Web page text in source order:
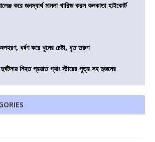
করে জনস্বার্থ মামলা খারিজ করল কলকাতা হাইকোর্ট
ধর্ষণ করে খুনের চেষ্টা, ধৃত তরুণ
নিহত প্রয়াত গ্যাং স্টারের পুত্র সহ দুজনের